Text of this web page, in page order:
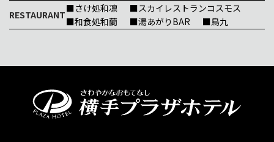
RESTAURANT
■さけ処和凛
■スカイレストランコスモス
■和食処和蘭
■湯あがりBAR ■鳥九